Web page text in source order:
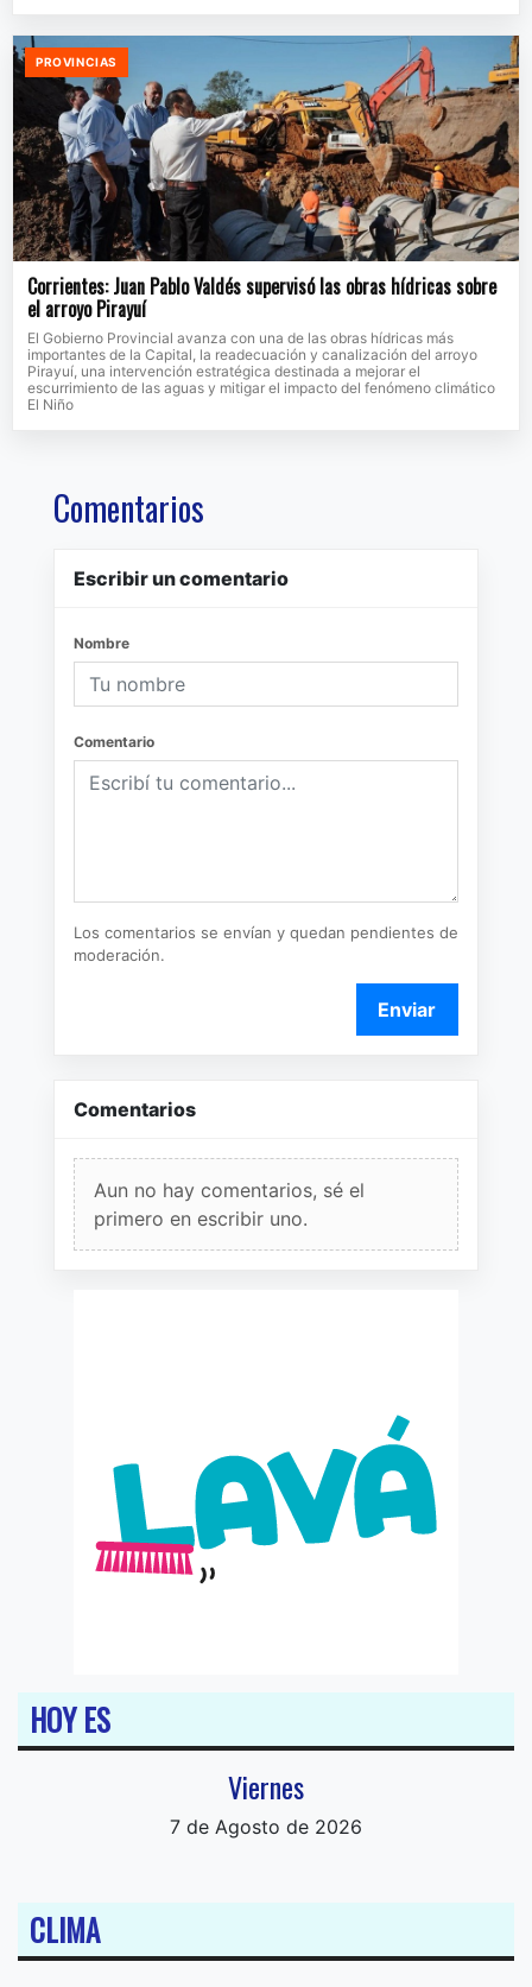
PROVINCIAS
Corrientes: Juan Pablo Valdés supervisó las obras hídricas sobre
el arroyo Pirayuí
El Gobierno Provincial avanza con una de las obras hídricas más
importantes de la Capital, la readecuación y canalización del arroyo
Pirayuí, una intervención estratégica destinada a mejorar el
escurrimiento de las aguas y mitigar el impacto del fenómeno climático
El Niño
Comentarios
Escribir un comentario
Nombre
Comentario
Los comentarios se envían y quedan pendientes de
moderación.
Enviar
Comentarios
Aun no hay comentarios, sé el
primero en escribir uno.
HOY ES
Viernes
7 de Agosto de 2026
CLIMA